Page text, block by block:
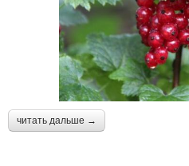
читать дальше →